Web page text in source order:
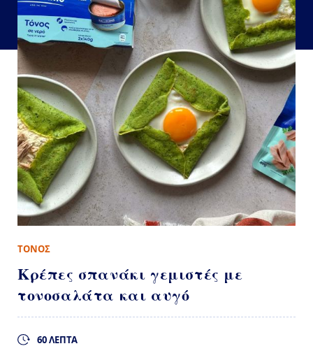
ΤΟΝΟΣ
Κρέπες σπανάκι γεμιστές με
τονοσαλάτα και αυγό
60 ΛΕΠΤΑ